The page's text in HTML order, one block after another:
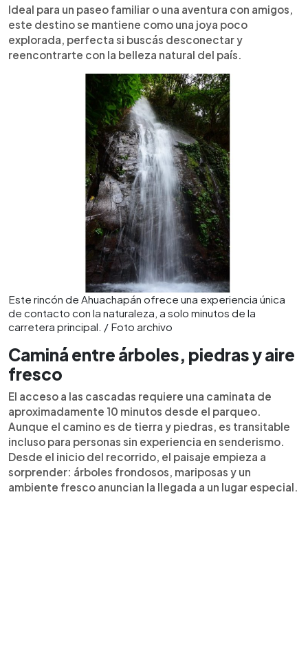
parqueo $1. El lugar cuenta con restaurante,
aunque podés llevar tus propios alimentos. No se
necesita vehículo 4x4 y el acceso es apto para
toda la familia. Además, podés complementar la
visita con un paseo por Ataco o Apaneca,
ubicados muy cerca del sitio.
Ideal para un paseo familiar o una aventura con amigos,
este destino se mantiene como una joya poco
explorada, perfecta si buscás desconectar y
reencontrarte con la belleza natural del país.
Este rincón de Ahuachapán ofrece una experiencia única
de contacto con la naturaleza, a solo minutos de la
carretera principal. / Foto archivo
Caminá entre árboles, piedras y aire
fresco
El acceso a las cascadas requiere una caminata de
aproximadamente 10 minutos desde el parqueo.
Aunque el camino es de tierra y piedras, es transitable
incluso para personas sin experiencia en senderismo.
Desde el inicio del recorrido, el paisaje empieza a
sorprender: árboles frondosos, mariposas y un
ambiente fresco anuncian la llegada a un lugar especial.